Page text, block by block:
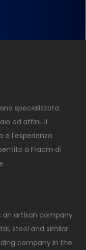
specializzata
ed affini. Il
e l'esperienza
a Fracm di
an artisan company
steel and similar
company in the